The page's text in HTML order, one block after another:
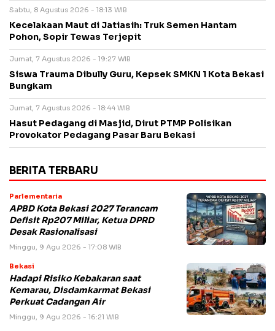
Sabtu, 8 Agustus 2026 - 18:13 WIB
Kecelakaan Maut di Jatiasih: Truk Semen Hantam
Pohon, Sopir Tewas Terjepit
Jumat, 7 Agustus 2026 - 19:27 WIB
Siswa Trauma Dibully Guru, Kepsek SMKN 1 Kota Bekasi
Bungkam
Jumat, 7 Agustus 2026 - 18:44 WIB
Hasut Pedagang di Masjid, Dirut PTMP Polisikan
Provokator Pedagang Pasar Baru Bekasi
BERITA TERBARU
Parlementaria
APBD Kota Bekasi 2027 Terancam
Defisit Rp207 Miliar, Ketua DPRD
Desak Rasionalisasi
Minggu, 9 Agu 2026 - 17:08 WIB
Bekasi
Hadapi Risiko Kebakaran saat
Kemarau, Disdamkarmat Bekasi
Perkuat Cadangan Air
Minggu, 9 Agu 2026 - 16:21 WIB